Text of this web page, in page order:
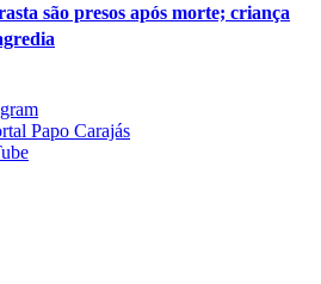
são presos após morte; criança